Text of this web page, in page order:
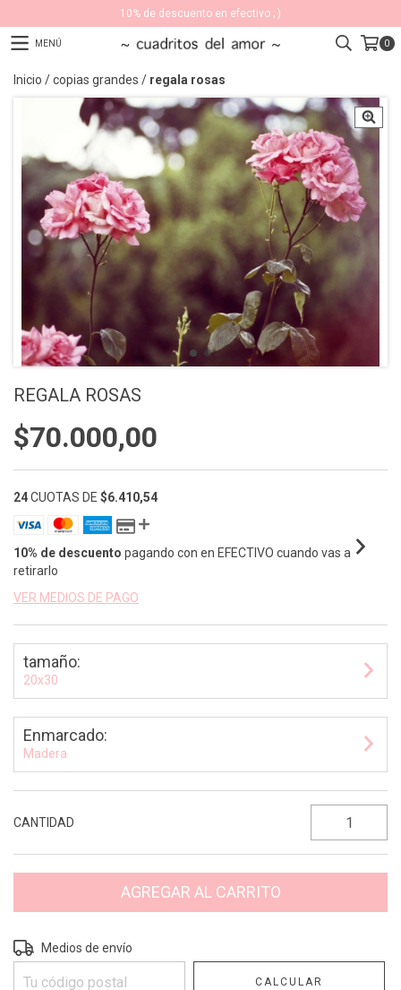
10% de descuento en efectivo ; )
MENÚ 0
Inicio /copias grandes / regala rosas
REGALA ROSAS
$70.000,00
24CUOTAS DE $6.410,54
10% de descuento pagando con en EFECTIVO cuando vas a
retirarlo
VER MEDIOS DE PAGO
tamaño:
20x30
Enmarcado:
Madera
CANTIDAD
Entregas para el CP:
Medios de envío
CALCULAR